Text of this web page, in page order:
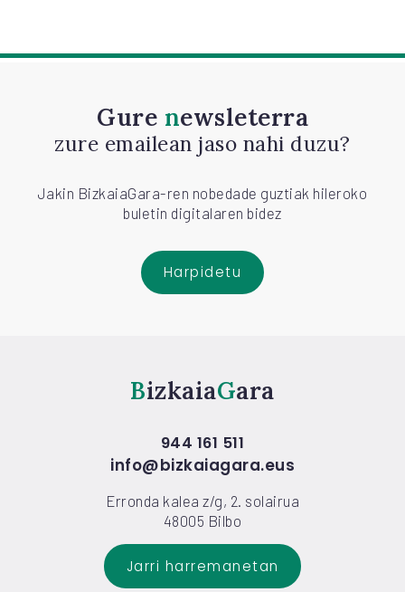
Gure newsleterra
zure emailean jaso nahi duzu?
Jakin BizkaiaGara-ren nobedade guztiak hileroko
buletin digitalaren bidez
Harpidetu
Bizkaia Gara
944 161 511
info@bizkaiagara.eus
Erronda kalea z/g, 2. solairua
48005 Bilbo
Jarri harremanetan